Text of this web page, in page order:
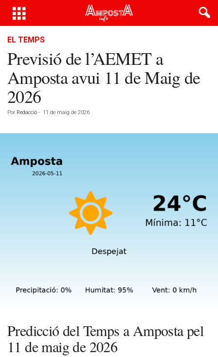
EL TEMPS
Previsió de l’AEMET a
Amposta avui 11 de Maig de
2026
Por Redacció - 11 de maig de 2026
Predicció del Temps a Amposta pel
11 de maig de 2026